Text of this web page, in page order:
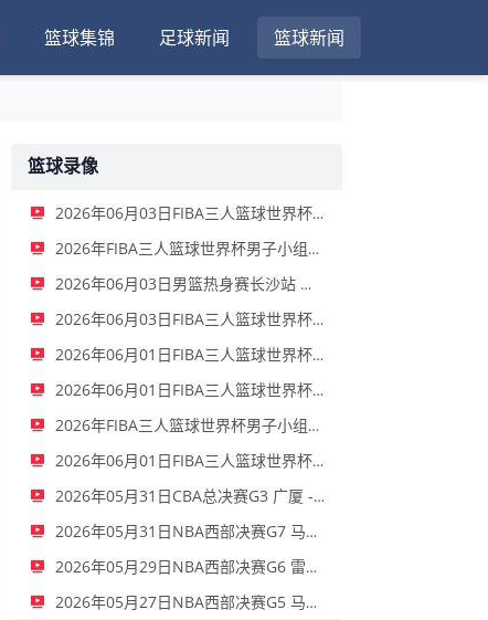
篮球集锦 足球新闻 篮球新闻
篮球录像
2026年06月03日FIBA三人篮球世界杯女子小组赛 中国 - 拉脱维亚 录像
2026年FIBA三人篮球世界杯男子小组赛 新西兰 - 中国 录像
2026年06月03日男篮热身赛长沙站 中国男篮 - FMP拉德尼基 全场录像
2026年06月03日FIBA三人篮球世界杯女子小组赛 菲律宾 - 中国 录像
2026年06月01日FIBA三人篮球世界杯男子小组赛 中国 - 荷兰 录像
2026年06月01日FIBA三人篮球世界杯女子小组赛 意大利 - 中国 录像
2026年FIBA三人篮球世界杯男子小组赛 中国 - 日本 全场录像
2026年06月01日FIBA三人篮球世界杯女子小组赛 中国 - 德国 全场录像
2026年05月31日CBA总决赛G3 广厦 - 上海 全场录像
2026年05月31日NBA西部决赛G7 马刺 - 雷霆 全场录像
2026年05月29日NBA西部决赛G6 雷霆 - 马刺 全场录像
2026年05月27日NBA西部决赛G5 马刺 - 雷霆 全场录像